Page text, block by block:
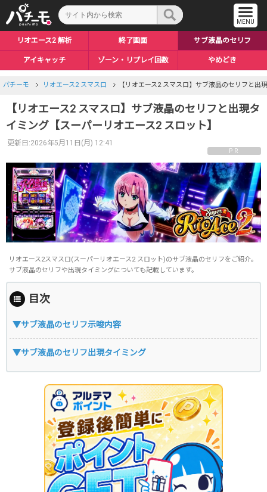
リオエース2 解析 終了画面 サブ液晶のセリフ
アイキャッチ ゾーン・リプレイ回数 やめどき
上位後の恩恵 設定差まとめ 朝一リセット
天井・期待値 ノワールルーム CZハワードゲーム
リール枠エフェクト Vベルハッキング ステートハッキング
トロフィー エースモード 直撃確率
裏ボタン 穢れ 小Vベル
ボーナス 上位CZ エンディング
ED中のボイス 上位AT ロングフリーズ
パチーモ リオエース2 スマスロ 【リオエース2 スマスロ】サブ液晶のセリフと
【リオエース2 スマスロ】サブ液晶のセリフと出現タ
イミング【スーパーリオエース2 スロット】
更新日:2026年5月11日(月) 12:41
PR
リオエース2スマスロ(スーパーリオエース2 スロット)のサブ液晶のセリフをご紹介。
サブ液晶のセリフや出現タイミングについても記載しています。
目次
▼サブ液晶のセリフ示唆内容
▼サブ液晶のセリフ出現タイミング